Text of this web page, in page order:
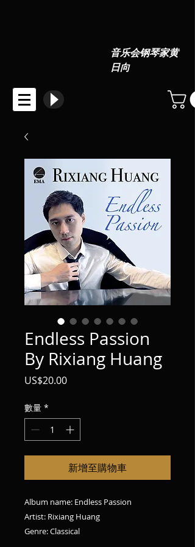
音乐会钢琴家黄
日向
Endless Passion
By Rixiang Huang
US$20.00價
數量 *
新增至購物車
Album name: Endless Passion
Artist: Rixiang Huang
Genre: Classical